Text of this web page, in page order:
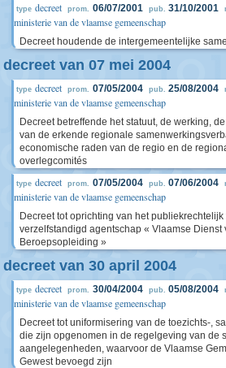
type decreet prom. 06/07/2001 pub. 31/10/2001
ministerie van de vlaamse gemeenschap
Decreet houdende de intergemeentelijke
decreet van 07 mei 2004
type decreet prom. 07/05/2004 pub. 25/08/2004
ministerie van de vlaamse gemeenschap
Decreet betreffende het statuut, de werking,
van de erkende regionale
economische raden van de regio en de
overlegcomités
type decreet prom. 07/05/2004 pub. 07/06/2004
ministerie van de vlaamse gemeenschap
Decreet tot oprichting van het
verzelfstandigd agentschap « Vlaamse
Beroepsopleiding »
decreet van 30 april 2004
type decreet prom. 30/04/2004 pub. 05/08/2004
ministerie van de vlaamse gemeenschap
Decreet tot uniformisering van de toezichts-,
die zijn opgenomen in de regelgeving van de
aangelegenheden, waarvoor de Vlaamse
Gewest bevoegd zijn